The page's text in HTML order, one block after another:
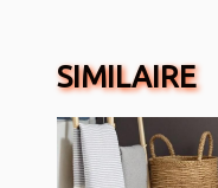
SIMILAIRE